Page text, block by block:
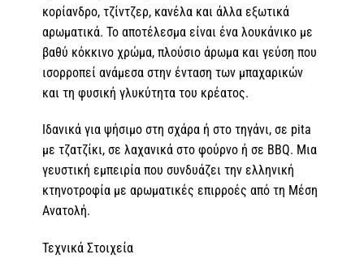
κορίανδρο, τζίντζερ, κανέλα και άλλα εξωτικά
αρωματικά. Το αποτέλεσμα είναι ένα λουκάνικο με
βαθύ κόκκινο χρώμα, πλούσιο άρωμα και γεύση που
ισορροπεί ανάμεσα στην ένταση των μπαχαρικών
και τη φυσική γλυκύτητα του κρέατος.
Ιδανικά για ψήσιμο στη σχάρα ή στο τηγάνι, σε pita
με τζατζίκι, σε λαχανικά στο φούρνο ή σε BBQ. Μια
γευστική εμπειρία που συνδυάζει την ελληνική
κτηνοτροφία με αρωματικές επιρροές από τη Μέση
Ανατολή.
Τεχνικά Στοιχεία